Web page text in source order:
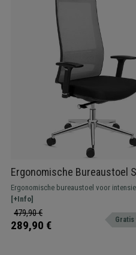
Ergonomische Bureaustoel
Professioneel Gebruik 8 uur,
Ontwerp, Grijs
Ergonomische bureaustoel voor
professioneel gebruik. Uitstekende
verchroomd aluminium elementen.
[+Info]
479,90 €
289,90 € Gratis